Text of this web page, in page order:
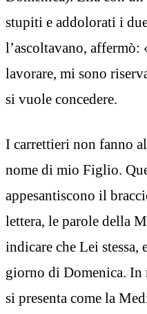
stupiti e addolorati i
l’ascoltavano,
lavorare, mi sono
si vuole concedere.
I carrettieri non fanno
nome di mio Figlio.
appesantiscono il
lettera, le parole della
indicare che Lei stessa,
giorno di Domenica. In
si presenta come la